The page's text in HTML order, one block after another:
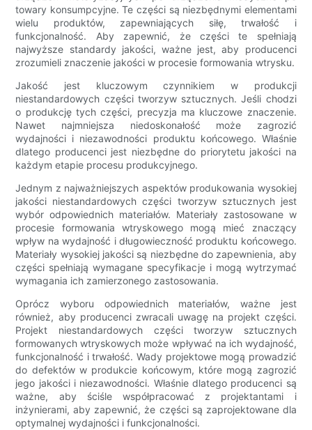
towary konsumpcyjne. Te części są niezbędnymi elementami
wielu produktów, zapewniających siłę, trwałość i
funkcjonalność. Aby zapewnić, że części te spełniają
najwyższe standardy jakości, ważne jest, aby producenci
zrozumieli znaczenie jakości w procesie formowania wtrysku.
Jakość jest kluczowym czynnikiem w produkcji
niestandardowych części tworzyw sztucznych. Jeśli chodzi
o produkcję tych części, precyzja ma kluczowe znaczenie.
Nawet najmniejsza niedoskonałość może zagrozić
wydajności i niezawodności produktu końcowego. Właśnie
dlatego producenci jest niezbędne do priorytetu jakości na
każdym etapie procesu produkcyjnego.
Jednym z najważniejszych aspektów produkowania wysokiej
jakości niestandardowych części tworzyw sztucznych jest
wybór odpowiednich materiałów. Materiały zastosowane w
procesie formowania wtryskowego mogą mieć znaczący
wpływ na wydajność i długowieczność produktu końcowego.
Materiały wysokiej jakości są niezbędne do zapewnienia, aby
części spełniają wymagane specyfikacje i mogą wytrzymać
wymagania ich zamierzonego zastosowania.
Oprócz wyboru odpowiednich materiałów, ważne jest
również, aby producenci zwracali uwagę na projekt części.
Projekt niestandardowych części tworzyw sztucznych
formowanych wtryskowych może wpływać na ich wydajność,
funkcjonalność i trwałość. Wady projektowe mogą prowadzić
do defektów w produkcie końcowym, które mogą zagrozić
jego jakości i niezawodności. Właśnie dlatego producenci są
ważne, aby ściśle współpracować z projektantami i
inżynierami, aby zapewnić, że części są zaprojektowane dla
optymalnej wydajności i funkcjonalności.